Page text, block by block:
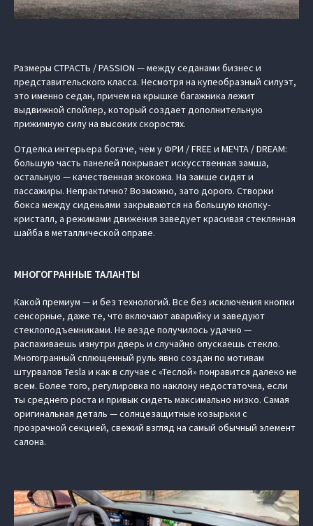
Размеры СТРАСТЬ / PASSION — между седанами бизнес и
представительского класса. Несмотря на купеобразный силуэт,
это именно седан, причем на крышке багажника лежит
выдвижной спойлер, который создает дополнительную
прижимную силу на высоких скоростях.
Отделка интерьера богаче, чем у ФРИ / FREE и МЕЧТА / DREAM:
большую часть панелей покрывает искусственная замша,
остальную — качественная экокожа. На замше сидят и
пассажиры. Непрактично? Возможно, зато дорого. Створки
бокса между сиденьями закрываются на большую кнопку-
кристалл, а режимами движения заведует красивая стеклянная
шайба в металлической оправе.
МНОГОГРАННЫЕ ТАЛАНТЫ
Какой премиум — и без технологий. Все без исключения кнопки
сенсорные, даже те, что включают аварийку и заведуют
стеклоподъемниками. Не везде получилось удачно —
распахиваешь изнутри дверь и случайно опускаешь стекло.
Многогранный сплющенный руль явно создан по мотивам
штурвалов Tesla и как в случае с «Теслой» понравится далеко не
всем. Более того, регулировка по наклону недостаточна, если
ты среднего роста и привык сидеть максимально низко. Самая
оригинальная деталь — солнцезащитные козырьки с
прозрачной секцией, свежий взгляд на самый обычный элемент
салона.